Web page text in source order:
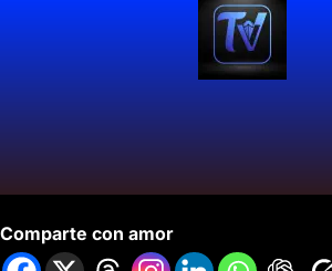
Comparte con amor